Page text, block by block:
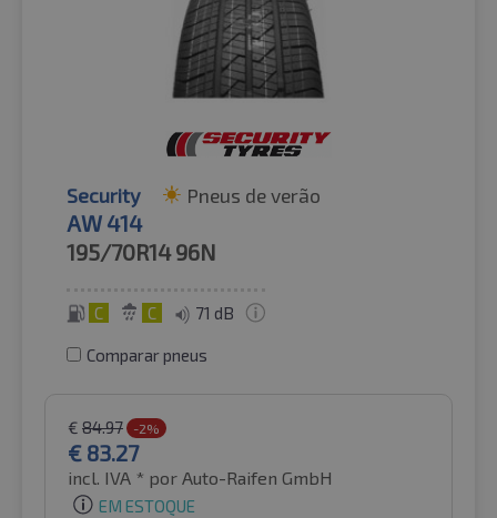
Security Pneus de verão
AW 414
195/70R14 96N
C C 71 dB
Comparar pneus
€ 84.97 -2%
€ 83.27
incl. IVA * por Auto-Raifen GmbH
EM ESTOQUE